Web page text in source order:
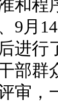
和程
9月
进行
部群
审，